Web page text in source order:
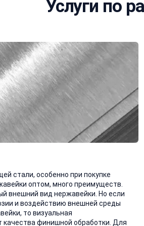
Услуги по
стали, особенно при покупке
оптом, много преимуществ.
внешний вид нержавейки. Но если
и воздействию внешней среды
то визуальная
качества финишной обработки. Для